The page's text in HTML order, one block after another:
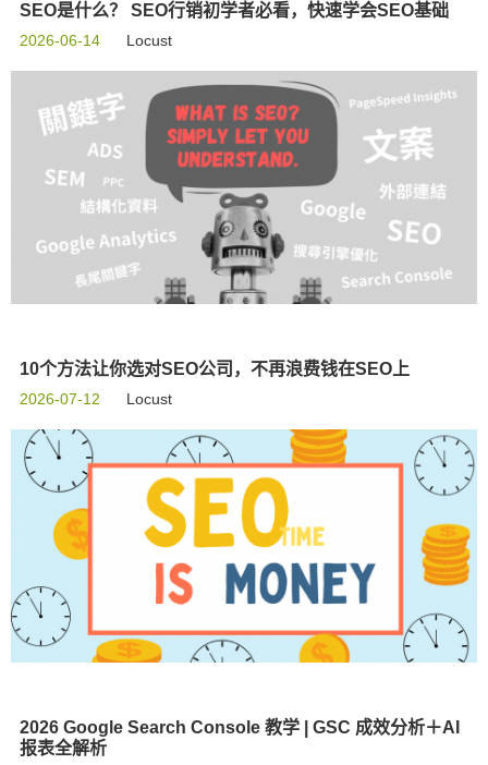
SEO是什么？ SEO行销初学者必看，快速学会SEO基础
2026-06-14 Locust
10个方法让你选对SEO公司，不再浪费钱在SEO上
2026-07-12 Locust
2026 Google Search Console 教学 | GSC 成效分析＋AI
报表全解析